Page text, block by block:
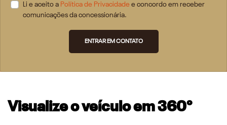
Li e aceito a Política de Privacidade e concordo em receber
comunicações da concessionária.
ENTRAR EM CONTATO
Visualize o veículo em 360°